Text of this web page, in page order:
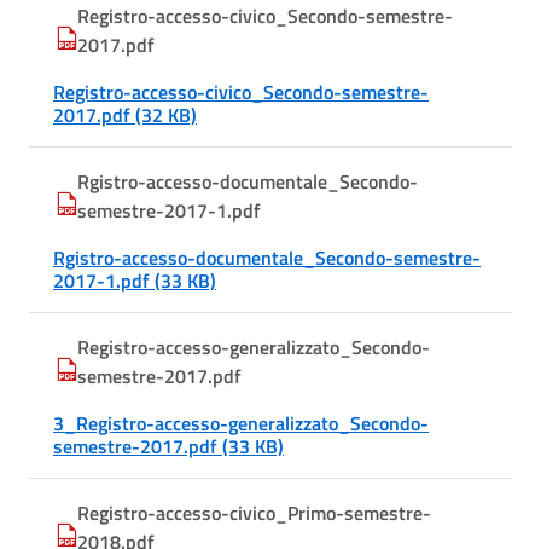
Registro-accesso-civico_Secondo-semestre-
2017.pdf
Registro-accesso-civico_Secondo-semestre-
2017.pdf (32 KB)
Rgistro-accesso-documentale_Secondo-
semestre-2017-1.pdf
Rgistro-accesso-documentale_Secondo-semestre-
2017-1.pdf (33 KB)
Registro-accesso-generalizzato_Secondo-
semestre-2017.pdf
3_Registro-accesso-generalizzato_Secondo-
semestre-2017.pdf (33 KB)
Registro-accesso-civico_Primo-semestre-
2018.pdf